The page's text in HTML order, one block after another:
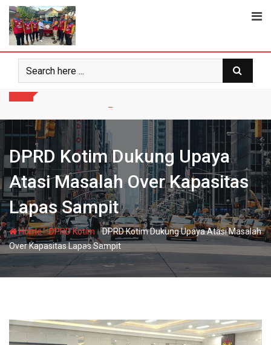
Skip
content
DPRD Kotim Dukung Upaya
Atasi Masalah Over Kapasitas
Lapas Sampit
Home-DPRD Kotim -DPRD Kotim Dukung Upaya Atasi Masalah
Over Kapasitas Lapas Sampit